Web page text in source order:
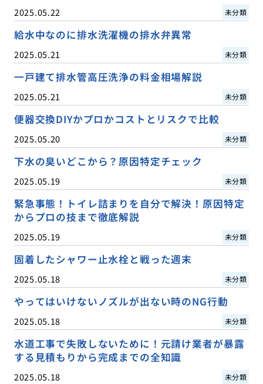
2025.05.22 未分類
給水中なのに排水洗濯機の排水弁異常
2025.05.21 未分類
一戸建て排水管高圧洗浄の料金相場解説
2025.05.21 未分類
便器交換DIYかプロかコストとリスクで比較
2025.05.20 未分類
下水の臭いどこから？原因特定チェック
2025.05.19 未分類
緊急事態！トイレ詰まりを自分で解決！原因特定
からプロの技まで徹底解説
2025.05.19 未分類
固着したシャワー止水栓と戦った週末
2025.05.18 未分類
やってはいけないノズルが出ない時のNG行動
2025.05.18 未分類
水道工事で失敗しないために！元請け業者が暴露
する見積もりから完成までの全知識
2025.05.18 未分類